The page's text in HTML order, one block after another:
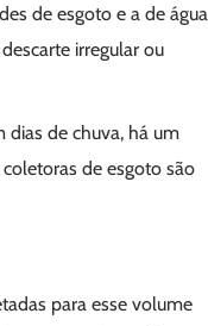
de esgoto e a de água
irregular ou
dias de chuva, há um
de esgoto são
para esse volume